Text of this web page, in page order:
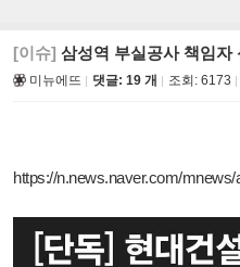
[이슈] 삼성역 부실공사 책임자
미뉴에뜨 댓글: 19 개 조회: 6173
https://n.news.naver.com/